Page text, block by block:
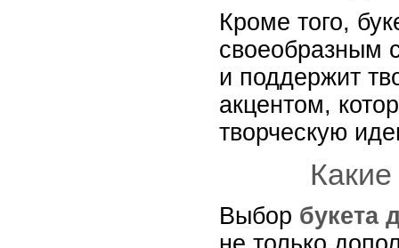
Кроме того,
своеобразным
и поддержит
акцентом,
творческую
Выбор букета